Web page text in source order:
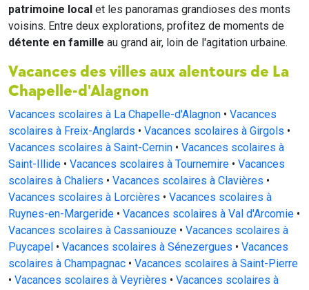
patrimoine local et les panoramas grandioses des monts
voisins. Entre deux explorations, profitez de moments de
détente en famille au grand air, loin de l'agitation urbaine.
Vacances des villes aux alentours de La
Chapelle-d'Alagnon
Vacances scolaires à La Chapelle-d'Alagnon • Vacances
scolaires à Freix-Anglards • Vacances scolaires à Girgols •
Vacances scolaires à Saint-Cernin • Vacances scolaires à
Saint-Illide • Vacances scolaires à Tournemire • Vacances
scolaires à Chaliers • Vacances scolaires à Clavières •
Vacances scolaires à Lorcières • Vacances scolaires à
Ruynes-en-Margeride • Vacances scolaires à Val d'Arcomie •
Vacances scolaires à Cassaniouze • Vacances scolaires à
Puycapel • Vacances scolaires à Sénezergues • Vacances
scolaires à Champagnac • Vacances scolaires à Saint-Pierre
• Vacances scolaires à Veyrières • Vacances scolaires à